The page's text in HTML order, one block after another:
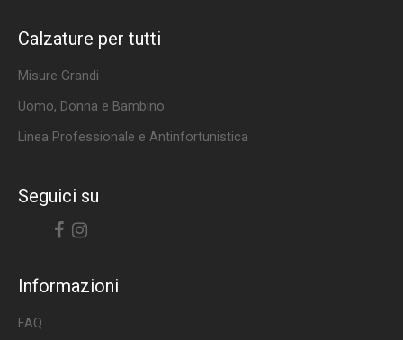
Calzature per tutti
Misure Grandi
Uomo, Donna e Bambino
Linea Professionale e Antinfortunistica
Seguici su
Informazioni
FAQ